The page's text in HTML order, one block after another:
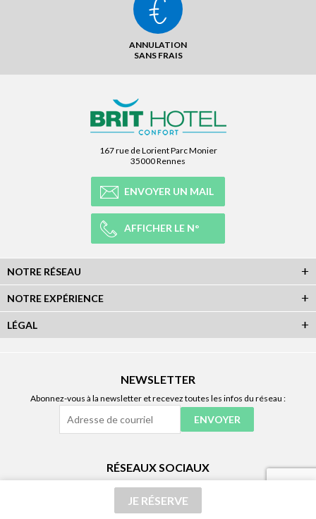
ANNULATION
SANS FRAIS
167 rue de Lorient Parc Monier
35000 Rennes
ENVOYER UN MAIL
AFFICHER LE N°
NOTRE RÉSEAU
NOTRE EXPÉRIENCE
LÉGAL
NEWSLETTER
Abonnez-vous à la newsletter et recevez toutes les infos du réseau :
RÉSEAUX SOCIAUX